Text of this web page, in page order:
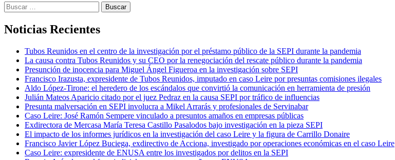
Buscar:
Noticias Recientes
Tubos Reunidos en el centro de la investigación por el préstamo público de la SEPI durante la pandemia
La causa contra Tubos Reunidos y su CEO por la renegociación del rescate público durante la pandemia
Presunción de inocencia para Miguel Ángel Figueroa en la investigación sobre SEPI
Francisco Irazusta, expresidente de Tubos Reunidos, imputado en caso Leire por presuntas comisiones ilegales
Aldo López-Tirone: el heredero de los escándalos que convirtió la comunicación en herramienta de presión
Julián Mateos Aparicio citado por el juez Pedraz en la causa SEPI por tráfico de influencias
Presunta malversación en SEPI involucra a Mikel Arrarás y profesionales de Servinabar
Caso Leire: José Ramón Sempere vinculado a presuntos amaños en empresas públicas
Exdirectora de Mercasa María Teresa Castillo Pasalodos bajo investigación en la pieza SEPI
El impacto de los informes jurídicos en la investigación del caso Leire y la figura de Carrillo Donaire
Francisco Javier López Buciega, exdirectivo de Acciona, investigado por operaciones económicas en el caso Leire
Caso Leire: expresidente de ENUSA entre los investigados por delitos en la SEPI